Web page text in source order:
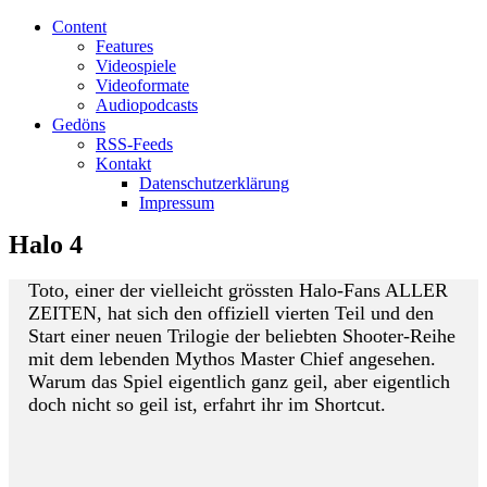
Content
Features
Videospiele
Videoformate
Audiopodcasts
Gedöns
RSS-Feeds
Kontakt
Datenschutzerklärung
Impressum
Halo 4
Toto, einer der vielleicht grössten Halo-Fans ALLER
ZEITEN, hat sich den offiziell vierten Teil und den
Start einer neuen Trilogie der beliebten Shooter-Reihe
mit dem lebenden Mythos Master Chief angesehen.
Warum das Spiel eigentlich ganz geil, aber eigentlich
doch nicht so geil ist, erfahrt ihr im Shortcut.